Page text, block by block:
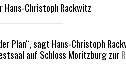
Hans-Christoph Rackwitz
Plan“, sagt Hans-Christoph
auf Schloss Moritzburg zur